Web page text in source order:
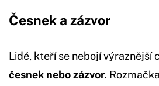
Česnek a zázvor
Lidé, kteří se nebojí výraznější
česnek nebo zázvor.